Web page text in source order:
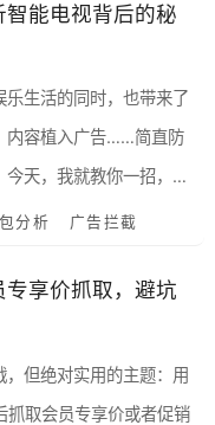
能电视背后的秘
生活的同时，也带来了
内容植入广告……简直防
天，我就教你一招，通
，让你对广告来源一目
分析 广告拦截
享价抓取，避坑
但绝对实用的主题：用
取会员专享价或者促销